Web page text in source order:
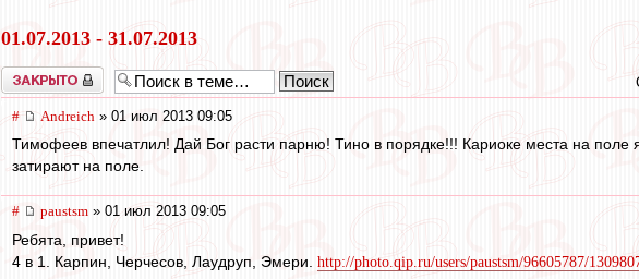
01.07.2013 - 31.07.2013
Закрыто
# Andreich » 01 июл 2013 09:05
Тимофеев впечатлил! Дай Бог расти парню! Тино в порядке!!! Кариоке места на
затирают на поле.
# paustsm » 01 июл 2013 09:05
Ребята, привет!
4 в 1. Карпин, Черчесов, Лаудруп, Эмери. http://photo.qip.ru/users/paustsm/96605787/